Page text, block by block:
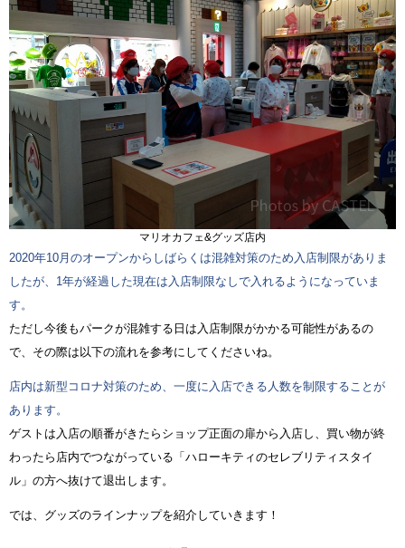
マリオカフェ&グッズ店内
2020年10月のオープンからしばらくは混雑対策のため入店制限がありま
したが、1年が経過した現在は入店制限なしで入れるようになっていま
す。
ただし今後もパークが混雑する日は入店制限がかかる可能性があるの
で、その際は以下の流れを参考にしてくださいね。
店内は新型コロナ対策のため、一度に入店できる人数を制限することが
あります。
ゲストは入店の順番がきたらショップ正面の扉から入店し、買い物が終
わったら店内でつながっている「ハローキティのセレブリティスタイ
ル」の方へ抜けて退出します。
では、グッズのラインナップを紹介していきます！